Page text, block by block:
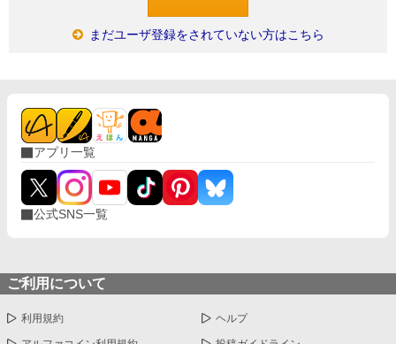
まだユーザ登録をされていない方はこちら
アプリ一覧
公式SNS一覧
ご利用について
利用規約 ヘルプ